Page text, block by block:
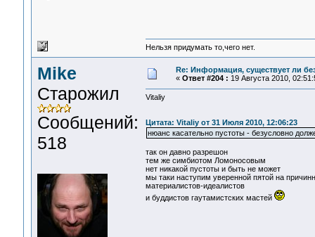
Нельзя придумать то,чего нет.
Mike
Старожил
Сообщений:
518
Re: Информация, существует ли
« Ответ #204 : 19 Августа 2010,
Vitaliy
Цитата: Vitaliy от 31 Июля 2010, 12:06:23
нюанс касательно пустоты - безусловно
так он давно разрешон
тем же симбиотом Ломоносовым
нет никакой пустоты и быть не может
мы таки наступим уверенной пятой на
материалистов-идеалистов
и буддистов гаутамистских мастей